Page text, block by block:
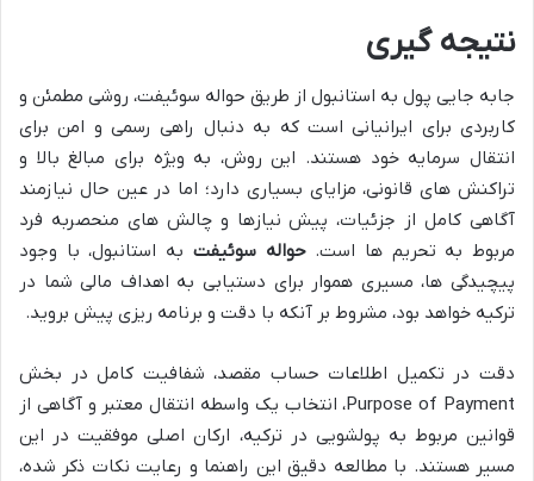
نتیجه گیری
جابه جایی پول به استانبول از طریق حواله سوئیفت، روشی مطمئن و
کاربردی برای ایرانیانی است که به دنبال راهی رسمی و امن برای
انتقال سرمایه خود هستند. این روش، به ویژه برای مبالغ بالا و
تراکنش های قانونی، مزایای بسیاری دارد؛ اما در عین حال نیازمند
آگاهی کامل از جزئیات، پیش نیازها و چالش های منحصربه فرد
مربوط به تحریم ها است.حواله سوئیفت به استانبول، با وجود
پیچیدگی ها، مسیری هموار برای دستیابی به اهداف مالی شما در
ترکیه خواهد بود، مشروط بر آنکه با دقت و برنامه ریزی پیش بروید.
دقت در تکمیل اطلاعات حساب مقصد، شفافیت کامل در بخش
Purpose of Payment، انتخاب یک واسطه انتقال معتبر و آگاهی از
قوانین مربوط به پولشویی در ترکیه، ارکان اصلی موفقیت در این
مسیر هستند. با مطالعه دقیق این راهنما و رعایت نکات ذکر شده،